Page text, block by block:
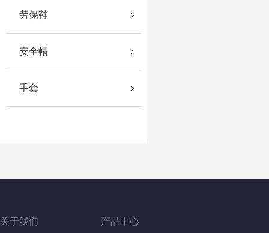
劳保鞋
安全帽
手套
关于我们 产品中心